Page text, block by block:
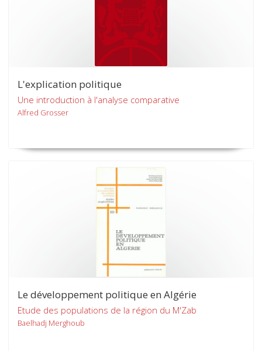
L'explication politique
Une introduction à l'analyse comparative
Alfred Grosser
Le développement politique en Algérie
Etude des populations de la région du M'Zab
Baelhadj Merghoub